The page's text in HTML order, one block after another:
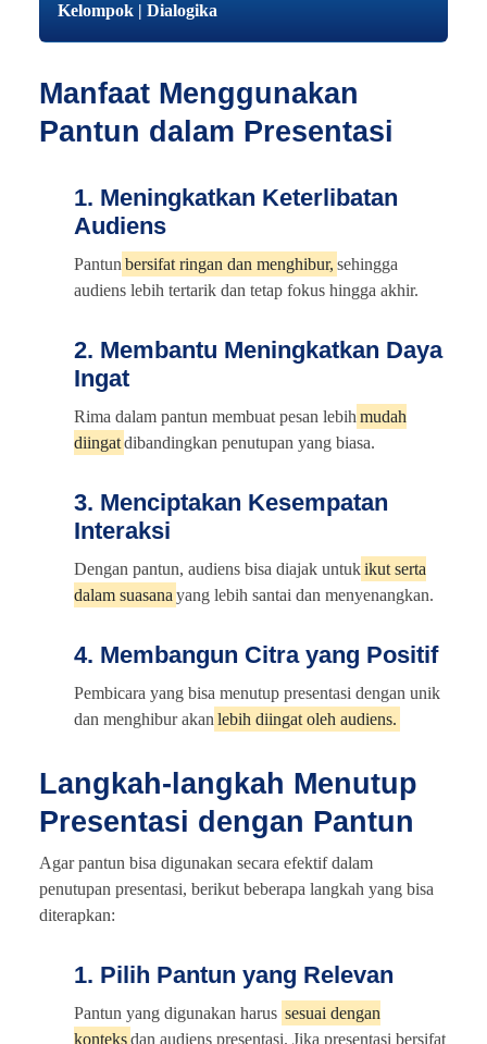
Kelompok | Dialogika
Manfaat Menggunakan
Pantun dalam Presentasi
1. Meningkatkan Keterlibatan
Audiens
Pantun bersifat ringan dan menghibur, sehingga
audiens lebih tertarik dan tetap fokus hingga akhir.
2. Membantu Meningkatkan Daya
Ingat
Rima dalam pantun membuat pesan lebih mudah
diingatdibandingkan penutupan yang biasa.
3. Menciptakan Kesempatan
Interaksi
Dengan pantun, audiens bisa diajak untukikut serta
dalam suasana yang lebih santai dan menyenangkan.
4. Membangun Citra yang Positif
Pembicara yang bisa menutup presentasi dengan unik
dan menghibur akan lebih diingat oleh audiens.
Langkah-langkah Menutup
Presentasi dengan Pantun
Agar pantun bisa digunakan secara efektif dalam
penutupan presentasi, berikut beberapa langkah yang bisa
diterapkan:
1. Pilih Pantun yang Relevan
Pantun yang digunakan harus sesuai dengan
konteksdan audiens presentasi. Jika presentasi bersifat